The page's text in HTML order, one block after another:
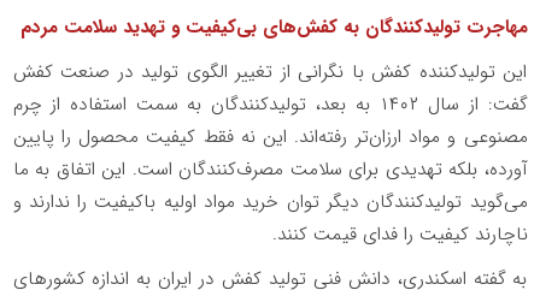
مهاجرت تولیدکنندگان به کفش‌های بی‌کیفیت و تهدید سلامت مردم
این تولیدکننده کفش با نگرانی از تغییر الگوی تولید در صنعت کفش
گفت: از سال ۱۴۰۲ به بعد، تولیدکنندگان به سمت استفاده از چرم
مصنوعی و مواد ارزان‌تر رفته‌اند. این نه فقط کیفیت محصول را پایین
آورده، بلکه تهدیدی برای سلامت مصرف‌کنندگان است. این اتفاق به ما
می‌گوید تولیدکنندگان دیگر توان خرید مواد اولیه باکیفیت را ندارند و
ناچارند کیفیت را فدای قیمت کنند.
به گفته اسکندری، دانش فنی تولید کفش در ایران به اندازه کشورهای